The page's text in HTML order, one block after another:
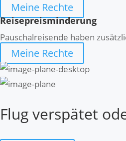
Meine Rechte
Reisepreisminderung
Pauschalreisende haben
Meine Rechte
Flug verspätet